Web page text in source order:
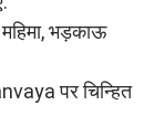
महिमा, भड़काऊ
पर चिन्हित